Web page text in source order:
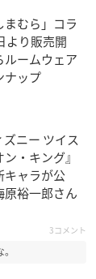
まむら」コラ
より販売開
ームウェア
ナップ
ニー ツイス
・キング』
キャラが公
原裕一郎さん
3コメント